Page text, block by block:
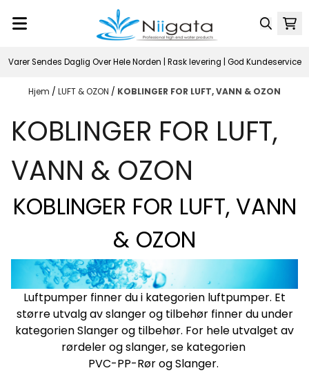
Varer Sendes Daglig Over Hele Norden | Rask levering | God Kundeservice
Hjem / LUFT & OZON / KOBLINGER FOR LUFT, VANN & OZON
KOBLINGER FOR LUFT,
VANN & OZON
KOBLINGER FOR LUFT, VANN
& OZON
Luftpumper finner du i kategorien luftpumper. Et
større utvalg av slanger og tilbehør finner du under
kategorienSlanger og tilbehør. For hele utvalget av
rørdeler og slanger, se kategorien
PVC-PP-Rør og Slanger.